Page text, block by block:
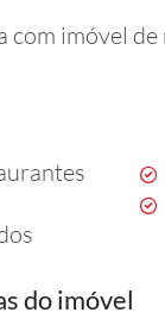
com imóvel
do imóvel